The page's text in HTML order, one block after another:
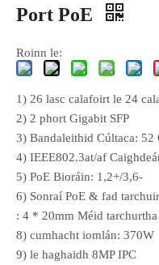
Port PoE
Roinn le:
1) 26 lasc calafoirt le 24
2) 2 phort Gigabit SFP
3) Bandaleithid Cúltaca: 52
4) IEEE802.3at/af
5) PoE Bioráin: 1,2+/3,6-
6) Sonraí PoE & fad
: 4 * 20mm Méid
8) cumhacht iomlán: 370W
9) le haghaidh 8MP IPC